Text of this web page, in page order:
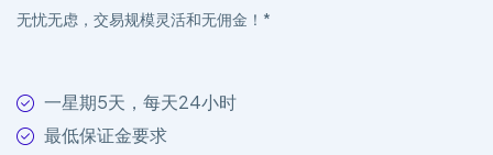
无忧无虑，交易规模灵活和无佣金！*
一星期5天，每天24小时
最低保证金要求